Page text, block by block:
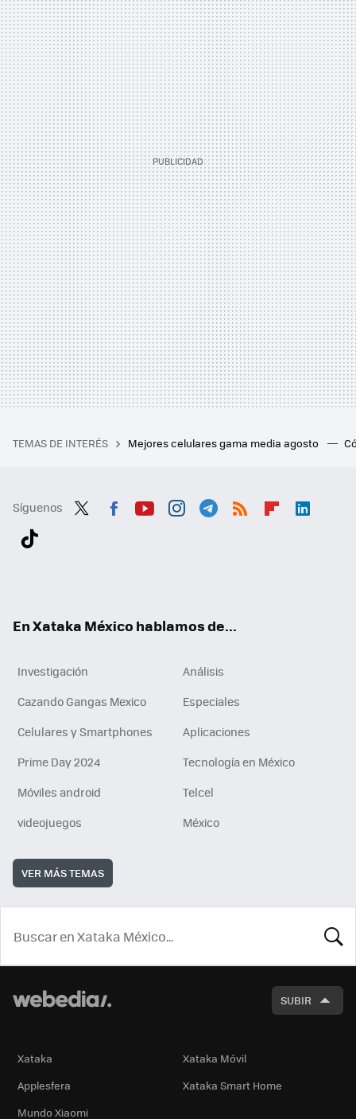
TEMAS DE INTERÉS Mejores celulares gama media agosto
Síguenos
En Xataka México hablamos de...
Investigación
Análisis
Cazando Gangas Mexico
Especiales
Celulares y Smartphones
Aplicaciones
Prime Day 2024
Tecnología en México
Móviles android
Telcel
videojuegos
México
VER MÁS TEMAS
SUBIR
Xataka
Xataka Móvil
Applesfera
Xataka Smart Home
Mundo Xiaomi